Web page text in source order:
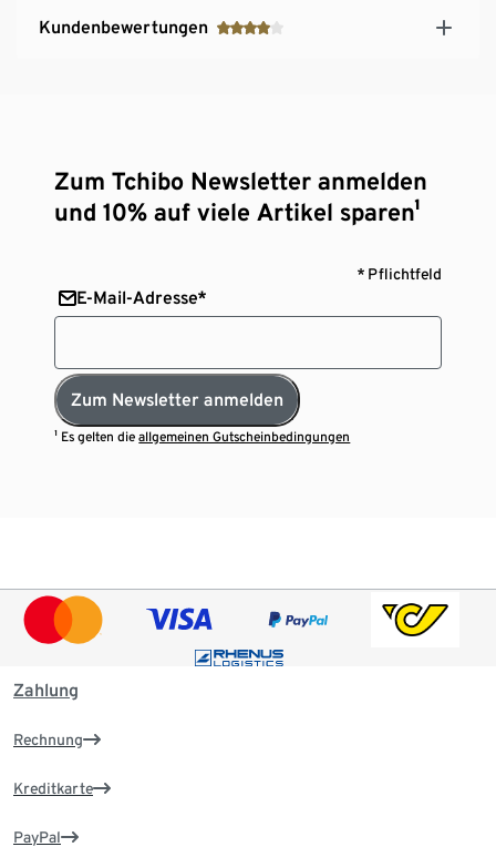
Kundenbewertungen
Zum Tchibo Newsletter anmelden
und 10% auf viele Artikel sparen¹
* Pflichtfeld
E-Mail-Adresse*
Zum Newsletter anmelden
¹ Es gelten dieallgemeinen Gutscheinbedingungen
Zahlung
Rechnung
Kreditkarte
PayPal